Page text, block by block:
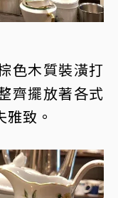
色木質裝潢打
齊擺放著各式
致。